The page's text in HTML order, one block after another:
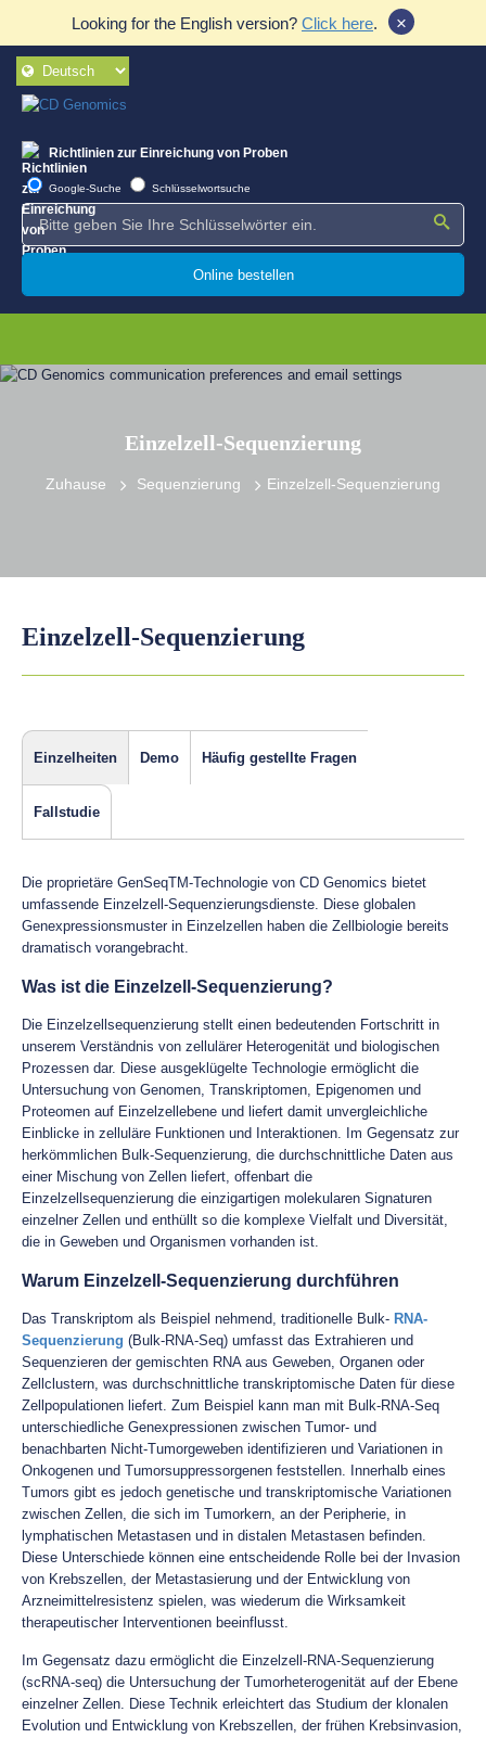
Looking for the English version? Click here. ×
Richtlinien zur Einreichung von Proben
Google-Suche Schlüsselwortsuche
Online bestellen
Einzelzell-Sequenzierung
Zuhause Sequenzierung Einzelzell-Sequenzierung
Einzelzell-Sequenzierung
Einzelheiten Demo Häufig gestellte Fragen
Fallstudie
Die proprietäre GenSeqTM-Technologie von CD Genomics bietet
umfassende Einzelzell-Sequenzierungsdienste. Diese globalen
Genexpressionsmuster in Einzelzellen haben die Zellbiologie bereits
dramatisch vorangebracht.
Was ist die Einzelzell-Sequenzierung?
Die Einzelzellsequenzierung stellt einen bedeutenden Fortschritt in
unserem Verständnis von zellulärer Heterogenität und biologischen
Prozessen dar. Diese ausgeklügelte Technologie ermöglicht die
Untersuchung von Genomen, Transkriptomen, Epigenomen und
Proteomen auf Einzelzellebene und liefert damit unvergleichliche
Einblicke in zelluläre Funktionen und Interaktionen. Im Gegensatz zur
herkömmlichen Bulk-Sequenzierung, die durchschnittliche Daten aus
einer Mischung von Zellen liefert, offenbart die
Einzelzellsequenzierung die einzigartigen molekularen Signaturen
einzelner Zellen und enthüllt so die komplexe Vielfalt und Diversität,
die in Geweben und Organismen vorhanden ist.
Warum Einzelzell-Sequenzierung durchführen
Das Transkriptom als Beispiel nehmend, traditionelle Bulk- RNA-
Sequenzierung (Bulk-RNA-Seq) umfasst das Extrahieren und
Sequenzieren der gemischten RNA aus Geweben, Organen oder
Zellclustern, was durchschnittliche transkriptomische Daten für diese
Zellpopulationen liefert. Zum Beispiel kann man mit Bulk-RNA-Seq
unterschiedliche Genexpressionen zwischen Tumor- und
benachbarten Nicht-Tumorgeweben identifizieren und Variationen in
Onkogenen und Tumorsuppressorgenen feststellen. Innerhalb eines
Tumors gibt es jedoch genetische und transkriptomische Variationen
zwischen Zellen, die sich im Tumorkern, an der Peripherie, in
lymphatischen Metastasen und in distalen Metastasen befinden.
Diese Unterschiede können eine entscheidende Rolle bei der Invasion
von Krebszellen, der Metastasierung und der Entwicklung von
Arzneimittelresistenz spielen, was wiederum die Wirksamkeit
therapeutischer Interventionen beeinflusst.
Im Gegensatz dazu ermöglicht die Einzelzell-RNA-Sequenzierung
(scRNA-seq) die Untersuchung der Tumorheterogenität auf der Ebene
einzelner Zellen. Diese Technik erleichtert das Studium der klonalen
Evolution und Entwicklung von Krebszellen, der frühen Krebsinvasion,